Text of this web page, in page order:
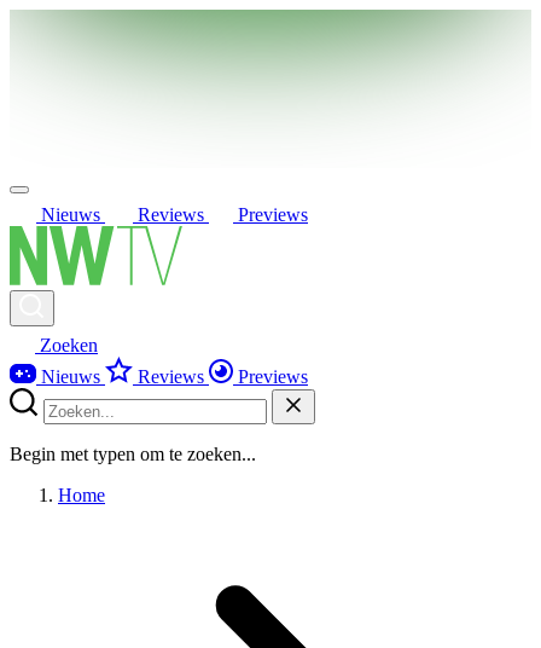
Nieuws Reviews Previews
Zoeken
Nieuws
Reviews Previews
Begin met typen om te zoeken...
Home